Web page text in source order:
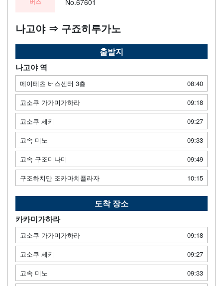
나고야 ⇒ 구죠히루가노
출발지
나고야 역
메이테츠 버스센터 3층
08:40
고소쿠 가가미가하라
09:18
고소쿠 세키
09:27
고속 미노
09:33
고속 구조미나미
09:49
구조하치만 조카마치플라자
10:15
도착 장소
카카미가하라
고소쿠 가가미가하라
09:18
고소쿠 세키
09:27
고속 미노
09:33